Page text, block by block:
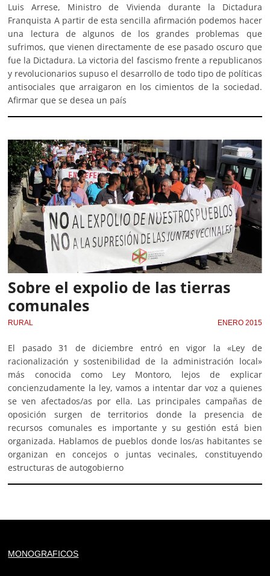
Luis Arrese, Ministro de Vivienda durante la Dictadura
Franquista A partir de esta sencilla afirmación podemos hacer
una lectura de algunos de los grandes problemas que
sufrimos, que vienen directamente de ese pasado oscuro que
fue la Dictadura. La victoria del fascismo frente a republicanos
y revolucionarios supuso el desarrollo de todo tipo de políticas
antisociales que arraigaron en los cimientos de la sociedad.
Afirmar que se desea un país
Sobre el expolio de las tierras
comunales
RURAL ENERO 2015
El pasado 31 de diciembre entró en vigor la «Ley de
racionalización y sostenibilidad de la administración local»
más conocida como Ley Montoro, lejos de explicar
concienzudamente la ley, vamos a intentar dar voz a quienes
se ven afectados/as por ella. Las principales campañas de
oposición surgen de territorios donde la presencia de
recursos comunales es importante y su gestión está bien
organizada. Hablamos de pueblos donde los/as habitantes se
organizan en concejos o juntas vecinales, constituyendo
estructuras de autogobierno
MONOGRAFICOS
of type string is deprecated in